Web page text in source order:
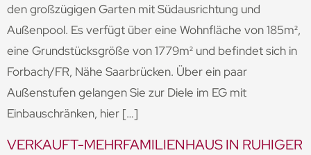
den großzügigen Garten mit Südausrichtung und
Außenpool. Es verfügt über eine Wohnfläche von 185m²,
eine Grundstücksgröße von 1779m² und befindet sich in
Forbach/FR, Nähe Saarbrücken. Über ein paar
Außenstufen gelangen Sie zur Diele im EG mit
Einbauschränken, hier […]
VERKAUFT-MEHRFAMILIENHAUS IN RUHIGER